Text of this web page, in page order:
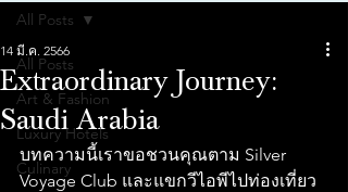
All Posts
Art & Fashion
Luxury Hotels
Culinary
All Posts
Extraordinary Journey:
Saudi Arabia
14 มี.ค. 2566
บทความนี้เราขอชวนคุณตาม Silver
Voyage Club และแขกวีไอพีไปท่องเที่ยว